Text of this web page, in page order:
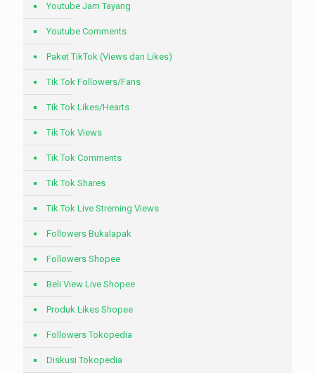
Youtube Jam Tayang
Youtube Comments
Paket TikTok (Views dan Likes)
Tik Tok Followers/Fans
Tik Tok Likes/Hearts
Tik Tok Views
Tik Tok Comments
Tik Tok Shares
Tik Tok Live Streming Views
Followers Bukalapak
Followers Shopee
Beli View Live Shopee
Produk Likes Shopee
Followers Tokopedia
Diskusi Tokopedia